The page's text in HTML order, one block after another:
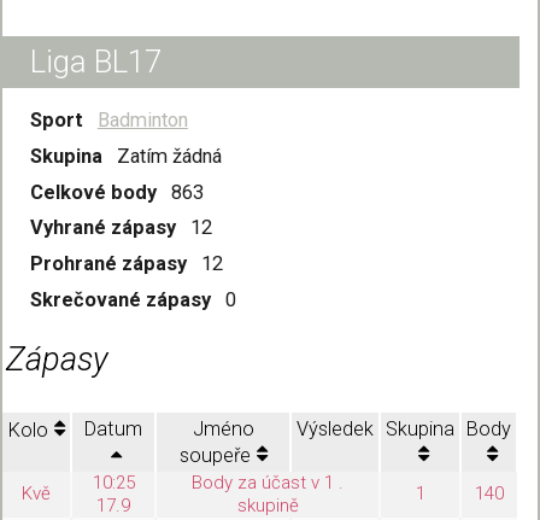
Liga BL17
Sport
Badminton
Skupina
Zatím žádná
Celkové body
863
Vyhrané zápasy
12
Prohrané zápasy
12
Skrečované zápasy
0
Zápasy
Kolo Datum
Jméno
soupeře
Výsledek Skupina Body
Kvě
10:25
17.9
Body za účast v 1 .
skupině
1
140